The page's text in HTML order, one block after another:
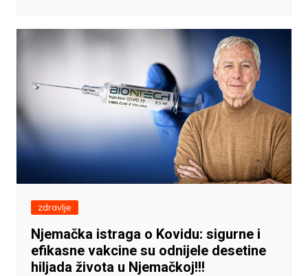
zdravlje
Njemačka istraga o Kovidu: sigurne i
efikasne vakcine su odnijele desetine
hiljada života u Njemačkoj!!!